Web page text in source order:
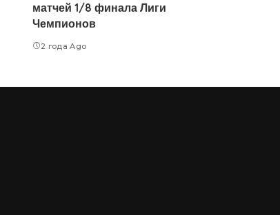
матчей 1/8 финала Лиги
Чемпионов
2 года Ago